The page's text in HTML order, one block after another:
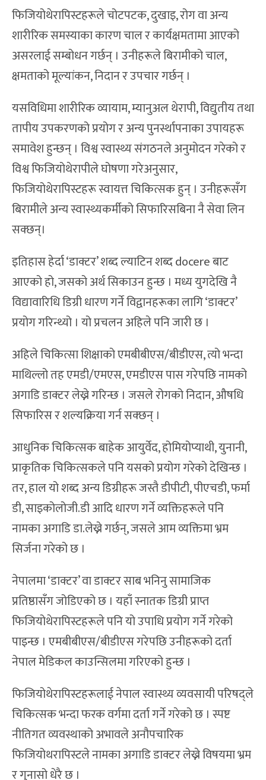
फिजियोथेरापिस्टहरूले चोटपटक, दुखाइ, रोग वा अन्य
शारीरिक समस्याका कारण चाल र कार्यक्षमतामा आएको
असरलाई सम्बोधन गर्छन् । उनीहरूले बिरामीको चाल,
क्षमताको मूल्यांकन, निदान र उपचार गर्छन् ।
यसविधिमा शारीरिक व्यायाम, म्यानुअल थेरापी, विद्युतीय तथा
तापीय उपकरणको प्रयोग र अन्य पुनर्स्थापनाका उपायहरू
समावेश हुन्छन् । विश्व स्वास्थ्य संगठनले अनुमोदन गरेको र
विश्व फिजियोथेरापीले घोषणा गरेअनुसार,
फिजियोथेरापिस्टहरू स्वायत्त चिकित्सक हुन् । उनीहरूसँग
बिरामीले अन्य स्वास्थ्यकर्मीको सिफारिसबिना नै सेवा लिन
सक्छन्।
इतिहास हेर्दा ‘डाक्टर’ शब्द ल्याटिन शब्द docere बाट
आएको हो, जसको अर्थ सिकाउन हुन्छ । मध्य युगदेखि नै
विद्यावारिधि डिग्री धारण गर्ने विद्वानहरूका लागि ‘डाक्टर’
प्रयोग गरिन्थ्यो । यो प्रचलन अहिले पनि जारी छ ।
अहिले चिकित्सा शिक्षाको एमबीबीएस/बीडीएस, त्यो भन्दा
माथिल्लो तह एमडी/एमएस, एमडीएस पास गरेपछि नामको
अगाडि डाक्टर लेख्ने गरिन्छ । जसले रोगको निदान, औषधि
सिफारिस र शल्यक्रिया गर्न सक्छन् ।
आधुनिक चिकित्सक बाहेक आयुर्वेद, होमियोप्याथी, युनानी,
प्राकृतिक चिकित्सकले पनि यसको प्रयोग गरेको देखिन्छ ।
तर, हाल यो शब्द अन्य डिग्रीहरू जस्तै डीपीटी, पीएचडी, फर्मा
डी, साइकोलोजी.डी आदि धारण गर्ने व्यक्तिहरूले पनि
नामका अगाडि डा.लेख्ने गर्छन्, जसले आम व्यक्तिमा भ्रम
सिर्जना गरेको छ ।
नेपालमा ‘डाक्टर’ वा डाक्टर साब भनिनु सामाजिक
प्रतिष्ठासँग जोडिएको छ । यहाँ स्नातक डिग्री प्राप्त
फिजियोथेरापिस्टहरूले पनि यो उपाधि प्रयोग गर्ने गरेको
पाइन्छ । एमबीबीएस/बीडीएस गरेपछि उनीहरूको दर्ता
नेपाल मेडिकल काउन्सिलमा गरिएको हुन्छ ।
फिजियोथेरापिस्टहरूलाई नेपाल स्वास्थ्य व्यवसायी परिषद्ले
चिकित्सक भन्दा फरक वर्गमा दर्ता गर्ने गरेको छ । स्पष्ट
नीतिगत व्यवस्थाको अभावले अनौपचारिक
फिजियोथरापिस्टले नामका अगाडि डाक्टर लेख्ने विषयमा भ्रम
र गुनासो धेरै छ ।